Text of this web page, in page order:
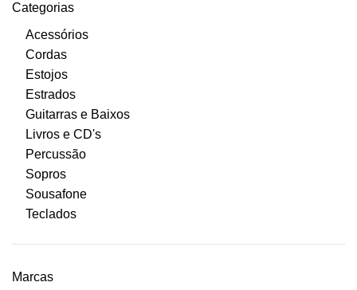
Categorias
Acessórios
Cordas
Estojos
Estrados
Guitarras e Baixos
Livros e CD's
Percussão
Sopros
Sousafone
Teclados
Marcas